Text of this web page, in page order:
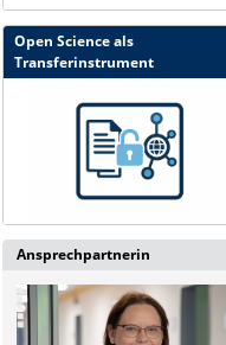
Open Science als
Transferinstrument
Ansprechpartnerin